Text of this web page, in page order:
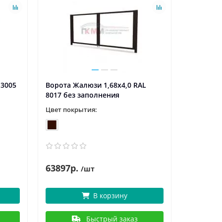
Ворота Жалюзи 1,68х4,0 RAL
8017 без заполнения
Цвет покрытия:
63897р. /шт
В корзину
Быстрый заказ